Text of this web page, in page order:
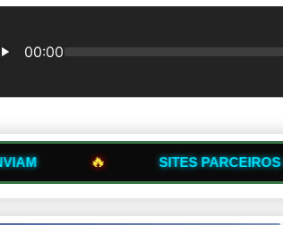
PARCEIROS QUE TRANSMITEM